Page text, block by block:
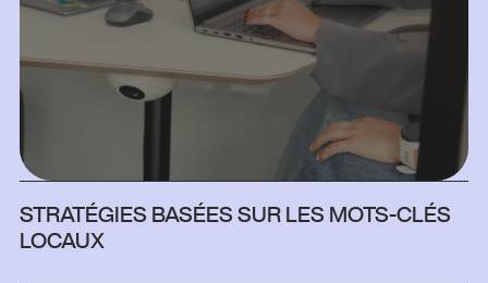
STRATÉGIES BASÉES SUR LES MOTS-CLÉS
LOCAUX